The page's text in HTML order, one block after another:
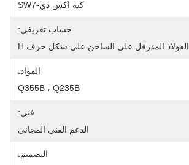
كيه اكس دي-SW7
حساب تعريفي:
الفولاذ المدرفل على الساخن على شكل حرف H
المواد:
Q355B ، Q235B
فني:
الدعم الفني المجاني
التصميم: